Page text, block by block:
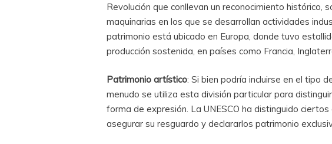
Revolución que conllevan un reconocimiento histórico,
maquinarias en los que se desarrollan actividades
patrimonio está ubicado en Europa, donde tuvo
producción sostenida, en países como Francia,
Patrimonio artístico: Si bien podría incluirse en el tipo
menudo se utiliza esta división particular para
forma de expresión. La UNESCO ha distinguido
asegurar su resguardo y declararlos patrimonio